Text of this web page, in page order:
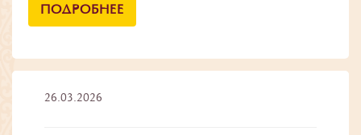
ПОДРОБНЕЕ
26.03.2026